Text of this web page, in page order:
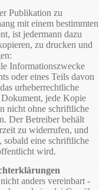
Publikation zu
mit einem bestimmten
ist jedermann dazu
zu drucken und
Informationszwecke
oder eines Teils davon
urheberrechtliche
Dokument, jede Kopie
nicht ohne schriftliche
Der Betreiber behält
zu widerrufen, und
sobald eine schriftliche
wird.
anders vereinbart -